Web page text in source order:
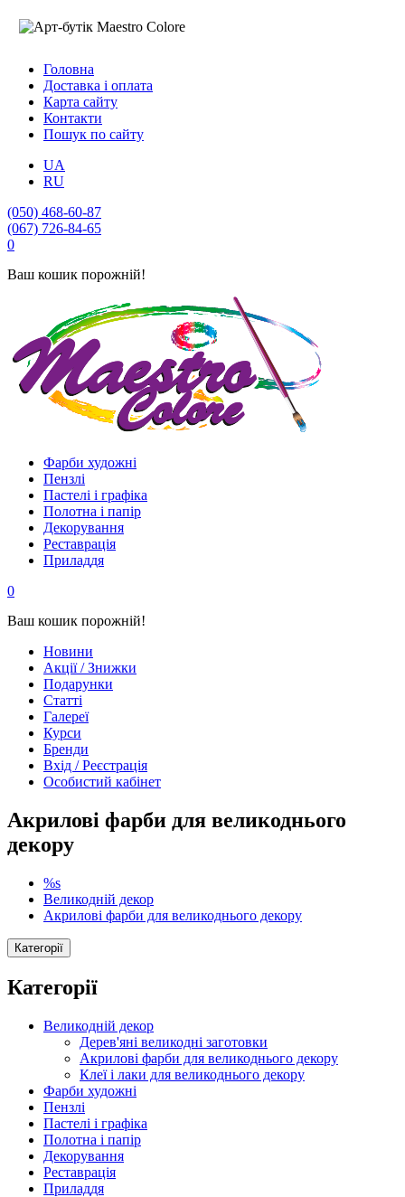
Головна
Доставка і оплата
Карта сайту
Контакти
Пошук по сайту
UA
RU
(050) 468-60-87
(067) 726-84-65
0
Ваш кошик порожній!
Фарби художні
Пензлі
Пастелі і графіка
Полотна і папір
Декорування
Реставрація
Приладдя
0
Ваш кошик порожній!
Новини
Акції / Знижки
Подарунки
Статті
Галереї
Курси
Бренди
Вхід / Реєстрація
Особистий кабінет
Акрилові фарби для великоднього
декору
%s
Великодній декор
Акрилові фарби для великоднього декору
Категорії
Категорії
Великодній декор
Дерев'яні великодні заготовки
Акрилові фарби для великоднього декору
Клеї і лаки для великоднього декору
Фарби художні
Пензлі
Пастелі і графіка
Полотна і папір
Декорування
Реставрація
Приладдя